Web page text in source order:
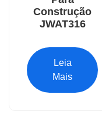
Construção
JWAT316
Leia
Mais